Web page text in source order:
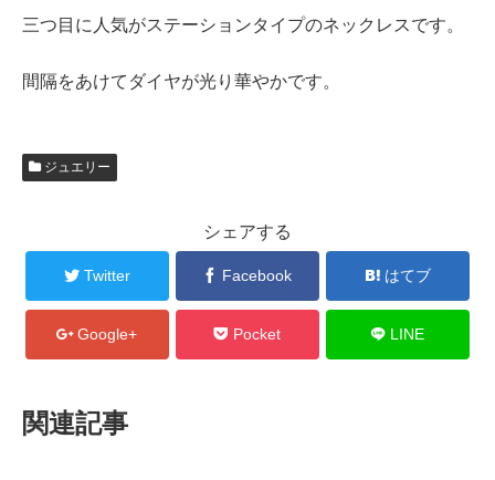
三つ目に人気がステーションタイプのネックレスです。
間隔をあけてダイヤが光り華やかです。
ジュエリー
シェアする
Twitter Facebook はてブ
Google+ Pocket LINE
関連記事